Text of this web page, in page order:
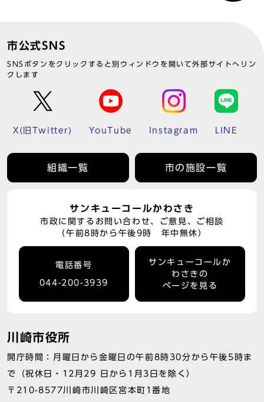
市公式SNS
SNSボタンをクリックすると別ウィンドウを開いて外部サイトへリン
クします
X(旧Twitter) YouTube Instagram LINE
組織一覧 市の施設一覧
サンキューコールかわさき
市政に関するお問い合わせ、ご意見、ご相談
（午前8時から午後9時 年中無休）
電話番号
044-200-3939
サンキューコールか
わさきの
ページを見る
川崎市役所
開庁時間：月曜日から金曜日の午前8時30分から午後5時ま
で（祝休日・12月29 日から1月3日を除く）
〒210-8577川崎市川崎区宮本町1番地